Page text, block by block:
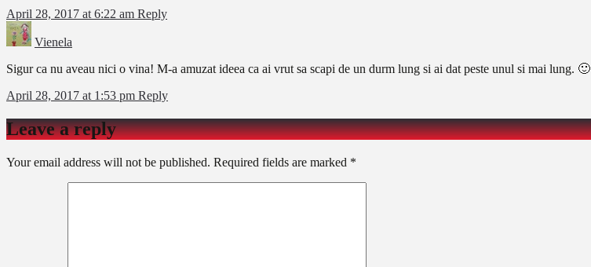
April 28, 2017 at 6:22 am Reply
Vienela
Sigur ca nu aveau nici o vina! M-a amuzat ideea ca ai vrut sa scapi de un durm lung si ai dat peste unul si mai lung. 🙂
April 28, 2017 at 1:53 pm Reply
Leave a reply
Your email address will not be published. Required fields are marked *